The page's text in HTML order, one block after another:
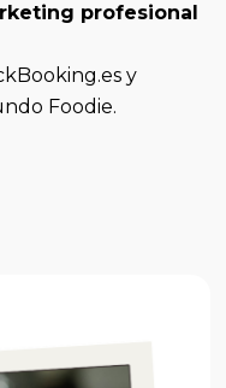
profesional
y
Foodie.